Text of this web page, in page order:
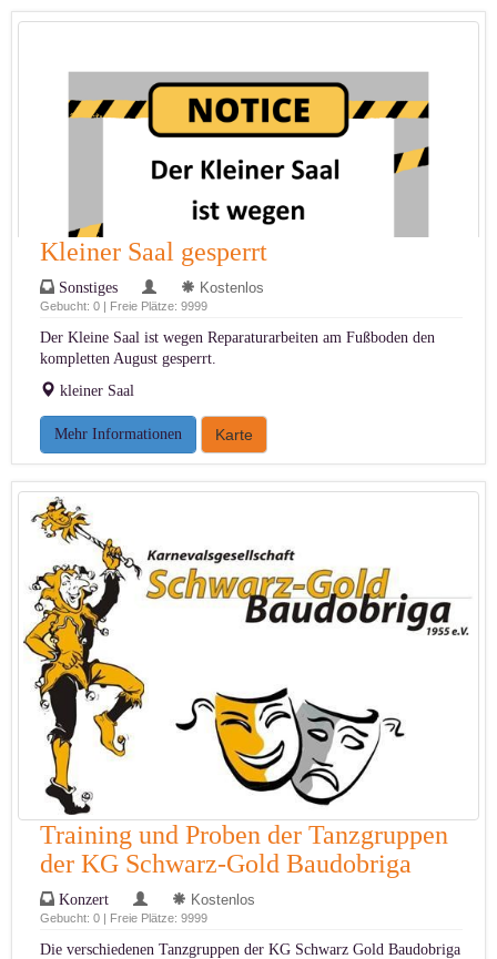
Kleiner Saal gesperrt
Sonstiges Kostenlos
Gebucht: 0 | Freie Plätze: 9999
Der Kleine Saal ist wegen Reparaturarbeiten am Fußboden den
kompletten August gesperrt.
kleiner Saal
Mehr Informationen Karte
Training und Proben der Tanzgruppen
der KG Schwarz-Gold Baudobriga
Konzert Kostenlos
Gebucht: 0 | Freie Plätze: 9999
Die verschiedenen Tanzgruppen der KG Schwarz Gold Baudobriga